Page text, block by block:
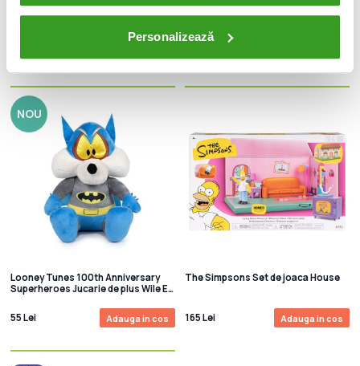
Personalizează
Zootropolis Jucarie de plus Nick
Zootropolis Jucarie de plus Flash 18
NOU
Looney Tunes 100th Anniversary
Superheroes Jucarie de plus Wile E.
55 Lei
Adauga in cos
The Simpsons Set de joaca House
165 Lei Adauga in cos